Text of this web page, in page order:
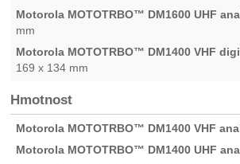
mm
169 x 134 mm
Hmotnost